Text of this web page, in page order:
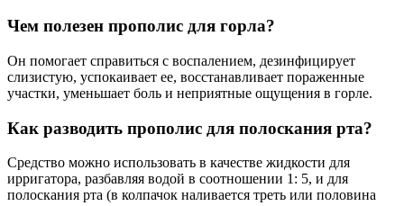
Чем полезен прополис для горла?
Он помогает справиться с воспалением, дезинфицирует
слизистую, успокаивает ее, восстанавливает пораженные
участки, уменьшает боль и неприятные ощущения в горле.
Как разводить прополис для полоскания рта?
Средство можно использовать в качестве жидкости для
ирригатора, разбавляя водой в соотношении 1: 5, и для
полоскания рта (в колпачок наливается треть или половина